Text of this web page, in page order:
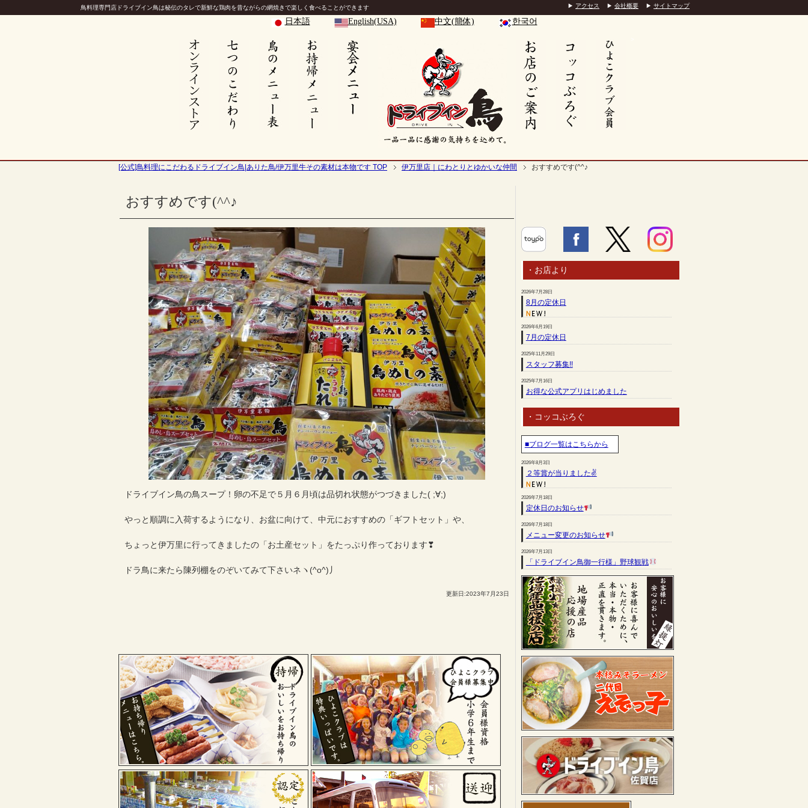
鳥料理専門店ドライブイン鳥は秘伝のタレで新鮮な鶏肉を昔ながらの網焼きで楽しく食べることができます
日本語 English(USA) 中文(簡体) 한국어
[公式]鳥料理にこだわるドライブイン鳥|ありた鳥/伊万里牛その素材は本物です TOP 伊万里店｜にわとりとゆかいな仲間 おすすめです(^^♪
おすすめです(^^♪
ドライブイン鳥の鳥スープ！卵の不足で５月６月頃は品切れ状態がつづきました( ;∀;)
やっと順調に入荷するようになり、お盆に向けて、中元におすすめの「ギフトセット」や、
ちょっと伊万里に行ってきましたの「お土産セット」をたっぷり作っております❣
ドラ鳥に来たら陳列棚をのぞいてみて下さいネヽ(^o^)丿
更新日:2023年7月23日
・お店より
2026年7月28日
8月の定休日
2026年6月19日
7月の定休日
2025年11月29日
スタッフ募集!!
2025年7月16日
お得な公式アプリはじめました
・コッコぶろぐ
■ブログ一覧はこちらから
2026年8月3日
２等賞が当りました✌
2026年7月18日
定休日のお知らせ
2026年7月18日
メニュー変更のお知らせ
2026年7月13日
「ドライブイン鳥御一行様」野球観戦
アクセス 会社概要 サイトマップ